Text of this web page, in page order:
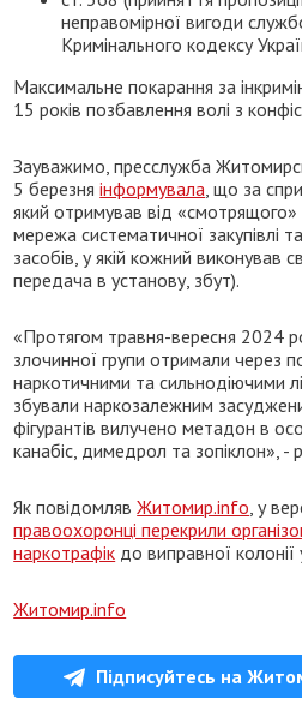
неправомірної вигоди
Кримінального кодексу
Максимальне покарання за
15 років позбавлення волі з
Зауважимо, пресслужба
5 березняінформувала , що за
який отримував від
мережа систематичної закупівлі
засобів, у якій кожний виконував
передача в установу, збут).
«Протягом травня-вересня 2024
злочинної групи отримали через
наркотичними та сильнодіючими
збували наркозалежним
фігурантів вилучено метадон в
канабіс, димедрол та зопіклон», -
Як повідомлявЖитомир.info , у
правоохоронці перекрили
наркотрафік до виправної
Житомир.info
Підписуйтесь на